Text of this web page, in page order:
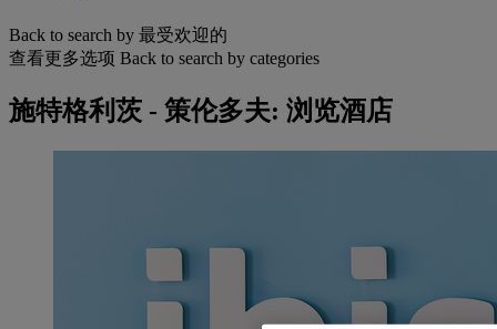
Back to search by 最受欢迎的
查看更多选项 Back to search by categories
施特格利茨 - 策伦多夫: 浏览酒店